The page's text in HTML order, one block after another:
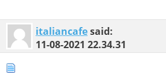
italiancafesaid:
11-08-2021 22.34.31